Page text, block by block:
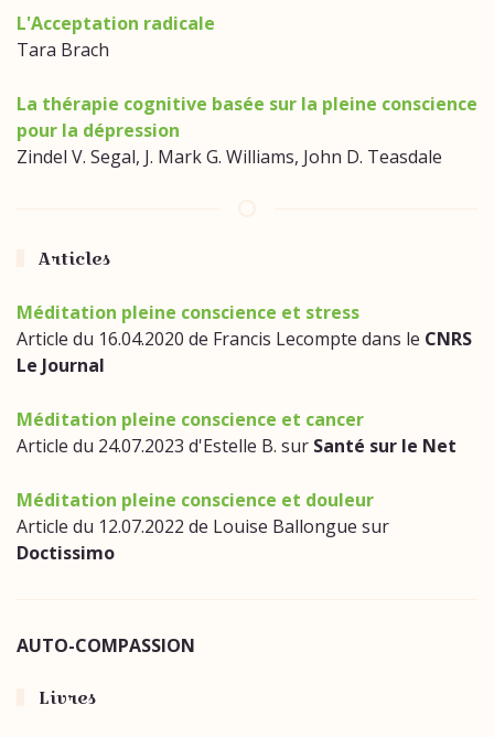
L'Acceptation radicale
Tara Brach
La thérapie cognitive basée sur la pleine conscience
pour la dépression
Zindel V. Segal, J. Mark G. Williams, John D. Teasdale
Articles
Méditation pleine conscience et stress
Article du 16.04.2020 de Francis Lecompte dans le CNRS
Le Journal
Méditation pleine conscience et cancer
Article du 24.07.2023 d'Estelle B. sur Santé sur le Net
Méditation pleine conscience et douleur
Article du 12.07.2022 de Louise Ballongue sur
Doctissimo
AUTO-COMPASSION
Livres